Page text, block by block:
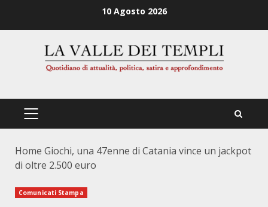
10 Agosto 2026
PRIMÄRES
Home Giochi, una 47enne di Catania vince un jackpot
di oltre 2.500 euro
Comunicati Stampa